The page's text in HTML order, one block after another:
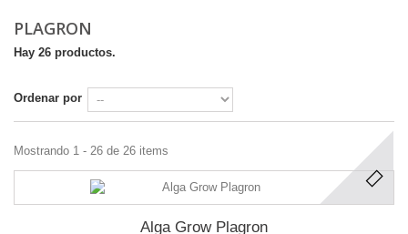
PLAGRON
Hay 26 productos.
Ordenar por
Mostrando 1 - 26 de 26 items
Alga Grow Plagron